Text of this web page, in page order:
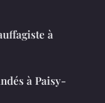
à
à Paisy-